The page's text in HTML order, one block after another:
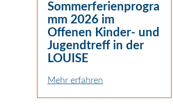
Sommerferienprogra
mm 2026 im
Offenen Kinder- und
Jugendtreff in der
LOUISE
Mehr erfahren